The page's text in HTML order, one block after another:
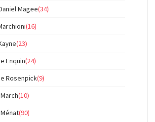
Magee(34)
(16)
(23)
Enquin(24)
Rosenpick(9)
(10)
(90)